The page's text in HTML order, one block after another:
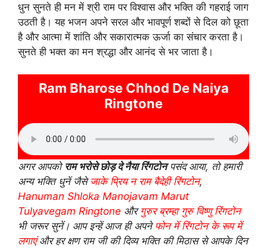
धुन सुनते ही मन में श्री राम पर विश्वास और भक्ति की गहराई जाग
उठती है। यह भजन अपने सरल और भावपूर्ण शब्दों से दिल को छूता
है और आत्मा में शांति और सकारात्मक ऊर्जा का संचार करता है।
सुनते ही भक्त का मन श्रद्धा और आनंद से भर जाता है।
Ram Bharose Chhod De Naiya
Ringtone
अगर आपको राम भरोसे छोड़ दे नैया रिंगटोनपसंद आया, तो हमारी
अन्य भक्ति धुनें जैसे जाके प्रिय न राम बैदेही रिंगटोन,
Hanuman Shloka Manojavam Marut
Tulyavegam Ringtone और गुरुर ब्रम्हा गुरु विष्णु रिंगटोन
भी जरूर सुनें। आप इन्हें आज ही अपने फोन में रिंगटोन के रूप में
लगाएंऔर हर क्षण राम जी की दिव्य भक्ति की मिठास से आपके दिन